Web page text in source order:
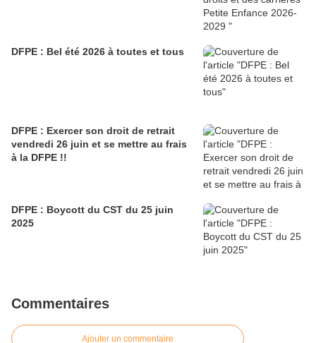
DFPE : Bel été 2026 à toutes et tous
DFPE : Exercer son droit de retrait
vendredi 26 juin et se mettre au frais
à la DFPE !!
DFPE : Boycott du CST du 25 juin
2025
Commentaires
Ajouter un commentaire